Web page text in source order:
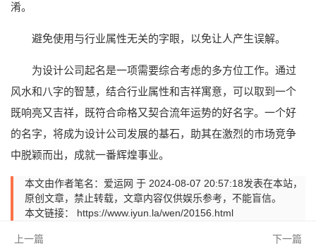
淆。
避免使用与行业属性无关的字眼，以免让人产生误解。
为设计公司起名是一项需要综合考虑的多方位工作。通过
风水和八字的智慧，结合行业属性和吉祥寓意，可以取到一个
既响亮又吉祥，既符合命格又契合流年运势的好名字。一个好
的名字，将成为设计公司发展的基石，助其在激烈的市场竞争
中脱颖而出，成就一番辉煌事业。
本文由作者笔名：爱运网 于 2024-08-07 20:57:18发表在本站，
原创文章，禁止转载，文章内容仅供娱乐参考，不能盲信。
本文链接： https://www.iyun.la/wen/20156.html
上一篇
下一篇